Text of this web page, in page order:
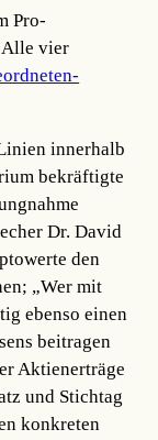
Pro-
Alle vier
innerhalb
bekräftigte
Dr. David
den
„Wer mit
ebenso einen
beitragen
Aktienerträge
und Stichtag
konkreten